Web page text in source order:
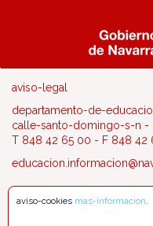
aviso-legal
departamento-de-
calle-santo-domingo-s-n -
T 848 42 65 00 - F 848 42
aviso-cookies mas-informacion.